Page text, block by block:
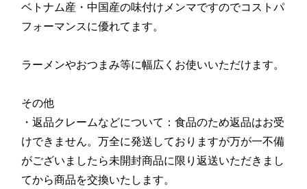
ベトナム産・中国産の味付けメンマですのでコストパ
フォーマンスに優れてます。
ラーメンやおつまみ等に幅広くお使いいただけます。
その他
・返品クレームなどについて：食品のため返品はお受
けできません。万全に発送しておりますが万が一不備
がございましたら未開封商品に限り返送いただきまし
てから商品を交換いたします。